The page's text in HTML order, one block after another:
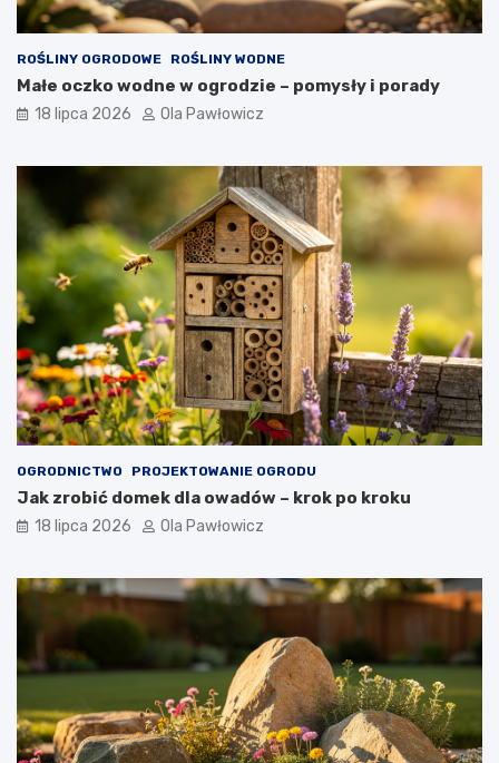
ROŚLINY OGRODOWE ROŚLINY WODNE
Małe oczko wodne w ogrodzie – pomysły i porady
18 lipca 2026 Ola Pawłowicz
OGRODNICTWO PROJEKTOWANIE OGRODU
Jak zrobić domek dla owadów – krok po kroku
18 lipca 2026 Ola Pawłowicz